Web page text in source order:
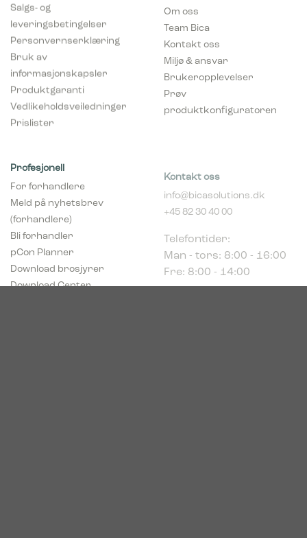
Salgs- og
leveringsbetingelser
Personvernserklæring
Bruk av
informasjonskapsler
Produktgaranti
Vedlikeholdsveiledninger
Prislister
Om oss
Team Bica
Kontakt oss
Miljø & ansvar
Brukeropplevelser
Prøv
produktkonfiguratoren
Profesjonell
Meld på nyhetsbrev
+45 82 30 40 00
Man - tors: 8:00 - 16:00
Fre: 8:00 - 14:00
Norge